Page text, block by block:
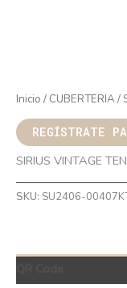
Inicio / CUBERTERIA/
REGÍSTRATE
SIRIUS VINTAGE
SKU: SU2406-